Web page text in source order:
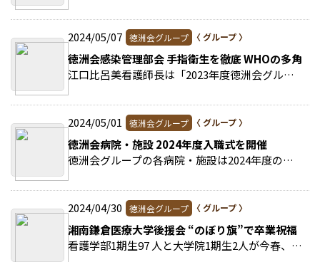
2024/05/07 徳洲会グループ
徳洲会感染管理部会 手指衛生を徹底 WHOの多角的
江口比呂美看護師長は「2023年度徳洲会グループ手指衛生調査報告」をテーマに発表した。 >>続きを読む
2024/05/01 徳洲会グループ
徳洲会病院・施設 2024年度入職式を開催
徳洲会グループの各病院・施設は2024年度の入職式をそれぞれ開催した。 >>続きを読む
2024/04/30 徳洲会グループ
湘南鎌倉医療大学後援会 “のぼり旗”で卒業祝福
看護学部1期生97 人と大学院1期生2人が今春、卒業・修了した湘南鎌倉医療大学。 >>続きを読む